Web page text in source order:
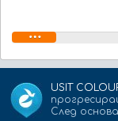
USIT
След